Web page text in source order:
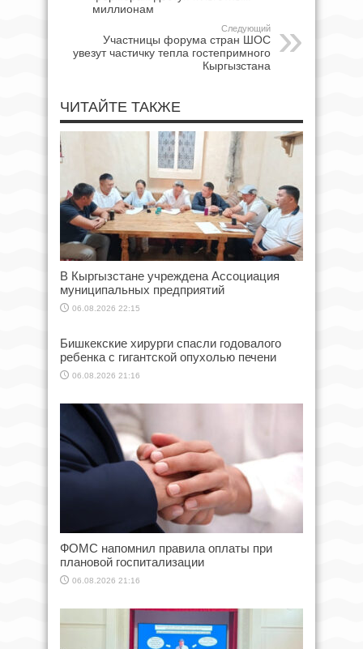
миллионам
Следующий
Участницы форума стран ШОС
увезут частичку тепла гостепримного
Кыргызстана
ЧИТАЙТЕ ТАКЖЕ
В Кыргызстане учреждена Ассоциация
муниципальных предприятий
06.08.2026 22:15
Бишкекские хирурги спасли годовалого
ребенка с гигантской опухолью печени
06.08.2026 21:16
ФОМС напомнил правила оплаты при
плановой госпитализации
06.08.2026 21:16